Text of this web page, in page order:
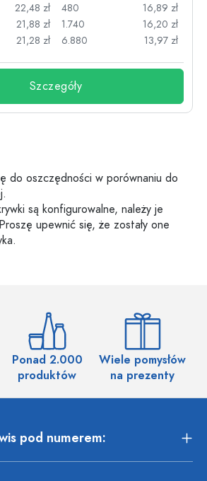
22,48 zł
21,88 zł
21,28 zł
480
16,89 zł
1.740
16,20 zł
6.880
13,97 zł
Szczegóły
do oszczędności w porównaniu do
są konfigurowalne, należy je
upewnić się, że zostały one
Ponad 2.000
produktów
Wiele pomysłów
na prezenty
pod numerem: